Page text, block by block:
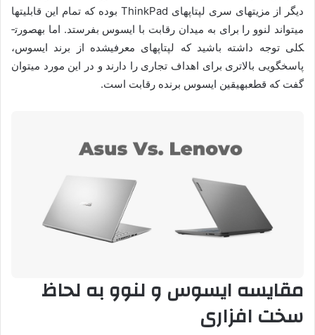
دیگر از مزیت­های سری لپ­تاپ­های ThinkPad بوده که تمام این قابلیت­ها
می­تواند لنوو را برای به میدان رقابت با ایسوس بفرستد. اما به­صورت­
کلی توجه داشته باشید که لپ­تاپ­های معرفی­شده از برند ایسوس،
پاسخگویی بالاتری برای اهداف تجاری را دارند و در این مورد می­توان
گفت که قطع­به­یقین ایسوس برنده رقابت است.
مقایسه ایسوس و لنوو به ­لحاظ
سخت­ افزاری